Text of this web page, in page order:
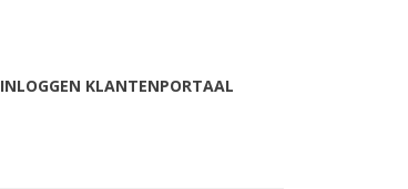
INLOGGEN KLANTENPORTAAL